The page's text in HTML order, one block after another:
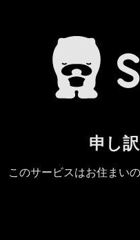
申し
このサービスはお住まい